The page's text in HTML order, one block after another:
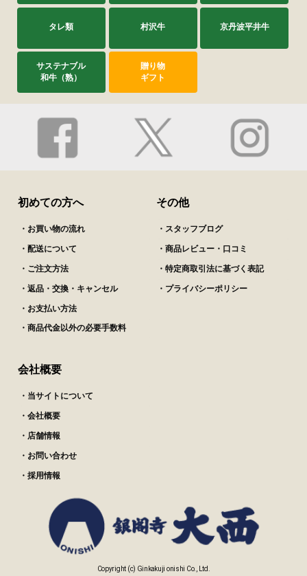
タレ類 村沢牛 京丹波平井牛
サステナブル
和牛（熟）
贈り物
ギフト
初めての方へ
・お買い物の流れ
・配送について
・ご注文方法
・返品・交換・キャンセル
・お支払い方法
・商品代金以外の必要手数料
その他
・スタッフブログ
・商品レビュー・口コミ
・特定商取引法に基づく表記
・プライバシーポリシー
会社概要
・当サイトについて
・会社概要
・店舗情報
・お問い合わせ
・採用情報
Copyright (c) Ginkakuji onishi Co., Ltd.